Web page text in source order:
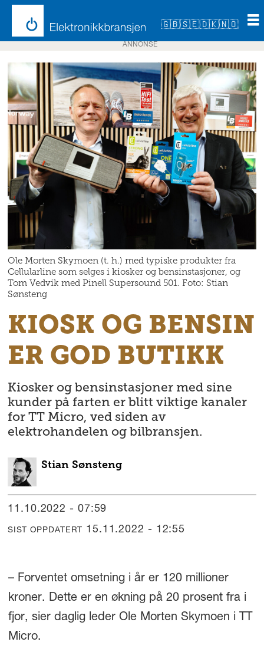
🇬🇧🇸🇪🇩🇰🇳🇴
ANNONSE
Ole Morten Skymoen (t. h.) med typiske produkter fra
Cellularline som selges i kiosker og bensinstasjoner, og
Tom Vedvik med Pinell Supersound 501. Foto: Stian
Sønsteng
KIOSK OG BENSIN
ER GOD BUTIKK
Kiosker og bensinstasjoner med sine
kunder på farten er blitt viktige kanaler
for TT Micro, ved siden av
elektrohandelen og bilbransjen.
Stian Sønsteng
11.10.2022 - 07:59
SIST OPPDATERT 15.11.2022 - 12:55
– Forventet omsetning i år er 120 millioner
kroner. Dette er en økning på 20 prosent fra i
fjor, sier daglig leder Ole Morten Skymoen i TT
Micro.